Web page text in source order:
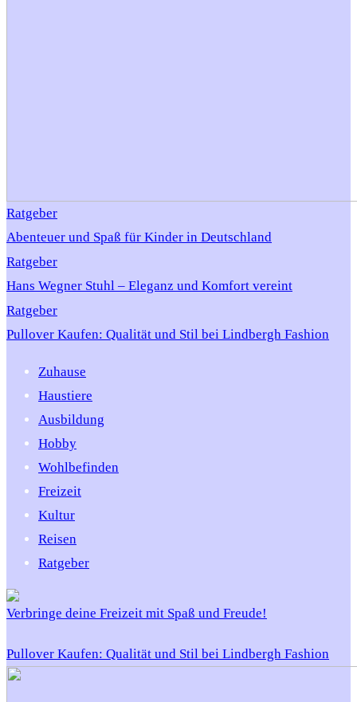
Ratgeber
Abenteuer und Spaß für Kinder in Deutschland
Ratgeber
Hans Wegner Stuhl – Eleganz und Komfort vereint
Ratgeber
Pullover Kaufen: Qualität und Stil bei Lindbergh Fashion
Zuhause
Haustiere
Ausbildung
Hobby
Wohlbefinden
Freizeit
Kultur
Reisen
Ratgeber
Verbringe deine Freizeit mit Spaß und Freude!
Pullover Kaufen: Qualität und Stil bei Lindbergh Fashion